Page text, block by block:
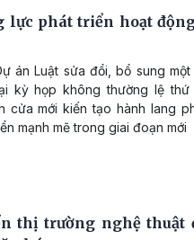
lực phát triển hoạt
án Luật sửa đổi, bổ sung
kỳ họp không thường lệ thứ
cửa mới kiến tạo hành lang
mạnh mẽ trong giai đoạn mới
thị trường nghệ thuật